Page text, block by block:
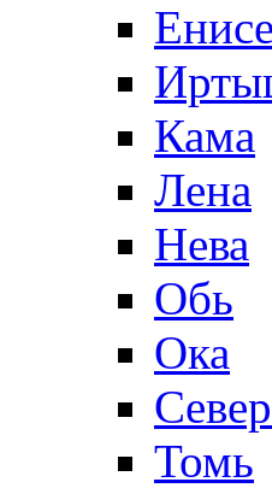
Кама
Лена
Нева
Обь
Ока
Томь